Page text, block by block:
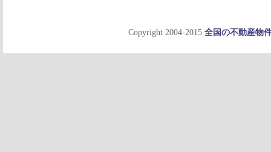
Copyright 2004-2015 全国の不動産物